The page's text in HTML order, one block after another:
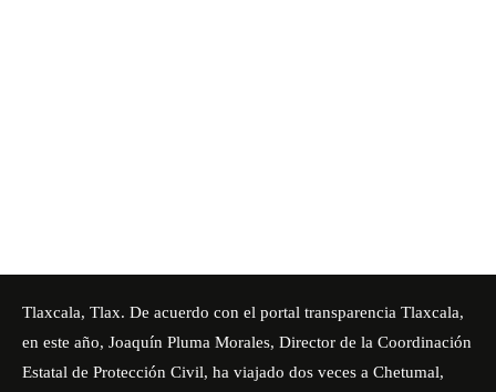
Tlaxcala, Tlax. De acuerdo con el portal transparencia Tlaxcala,
en este año, Joaquín Pluma Morales, Director de la Coordinación
Estatal de Protección Civil, ha viajado dos veces a Chetumal,